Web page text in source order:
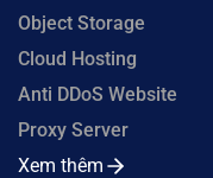
Object Storage
Cloud Hosting
Anti DDoS Website
Proxy Server
Xem thêm